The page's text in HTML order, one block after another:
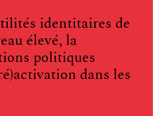
identitaires de
élevé, la
politiques
dans les